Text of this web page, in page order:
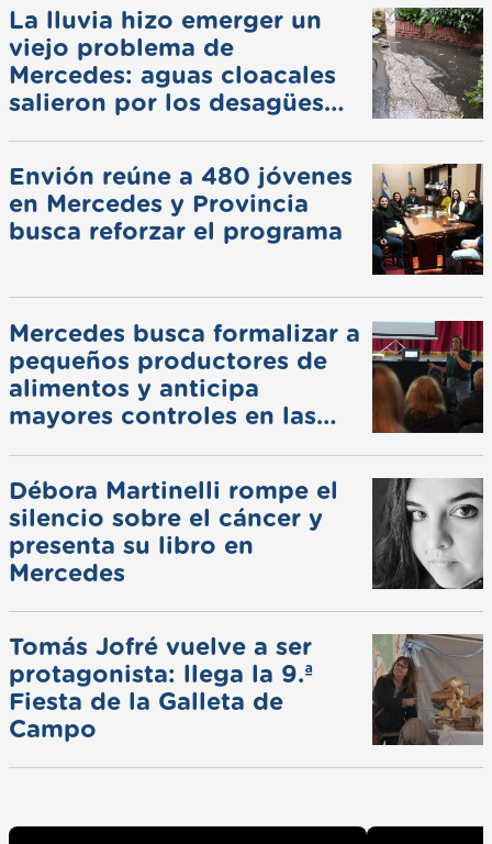
La lluvia hizo emerger un
viejo problema de
Mercedes: aguas cloacales
salieron por los desagües
Envión reúne a 480 jóvenes
en Mercedes y Provincia
busca reforzar el programa
Mercedes busca formalizar a
pequeños productores de
alimentos y anticipa
mayores controles en las
Débora Martinelli rompe el
silencio sobre el cáncer y
presenta su libro en
Mercedes
Tomás Jofré vuelve a ser
protagonista: llega la 9.ª
Fiesta de la Galleta de
Campo